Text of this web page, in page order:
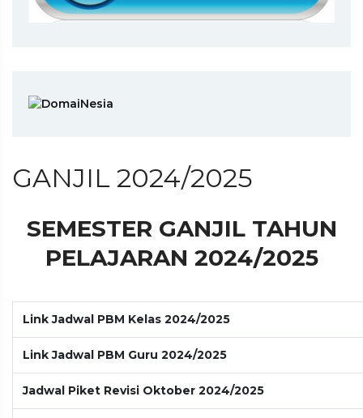
GANJIL 2024/2025
SEMESTER GANJIL TAHUN
PELAJARAN 2024/2025
Link Jadwal PBM Kelas 2024/2025
Link Jadwal PBM Guru 2024/2025
Jadwal Piket Revisi Oktober 2024/2025